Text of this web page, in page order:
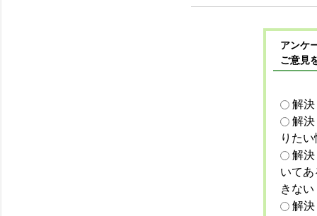
アンケ
ご意見
解
解
りた
解
いて
きない
解